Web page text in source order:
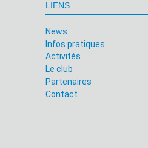
LIENS
News
Infos pratiques
Activités
Le club
Partenaires
Contact